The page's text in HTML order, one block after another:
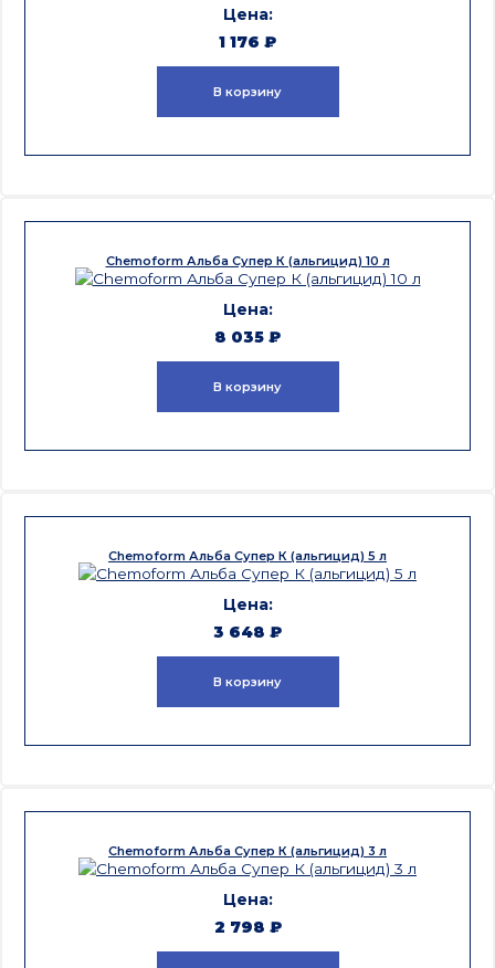
1 176 ₽
В корзину
Chemoform Альба Супер К (альгицид) 10 л
8 035 ₽
В корзину
Chemoform Альба Супер К (альгицид) 5 л
3 648 ₽
В корзину
Chemoform Альба Супер К (альгицид) 3 л
2 798 ₽